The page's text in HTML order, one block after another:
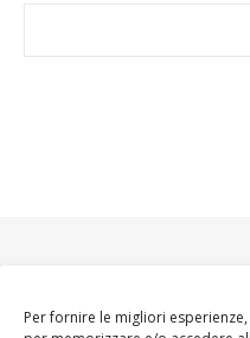
Per fornire le migliori